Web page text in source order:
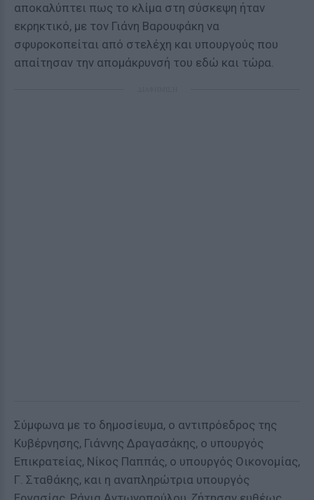
αποκαλύπτει πως το κλίμα στη σύσκεψη ήταν
εκρηκτικό, με τον Γιάνη Βαρουφάκη να
σφυροκοπείται από στελέχη και υπουργούς που
απαίτησαν την απομάκρυνσή του εδώ και τώρα.
Σύμφωνα με το δημοσίευμα, ο αντιπρόεδρος της
Κυβέρνησης, Γιάννης Δραγασάκης, ο υπουργός
Επικρατείας, Νίκος Παππάς, ο υπουργός Οικονομίας,
Γ. Σταθάκης, και η αναπληρώτρια υπουργός